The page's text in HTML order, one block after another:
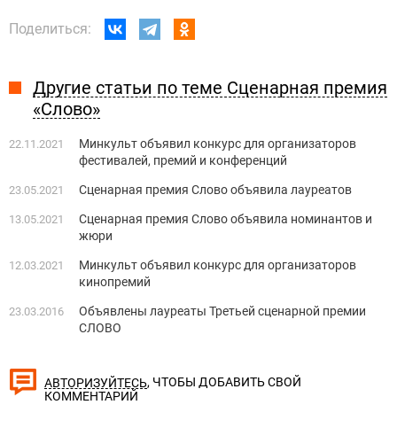
Поделиться:
Другие статьи по теме Сценарная премия
«Слово»
22.11.2021
Минкульт объявил конкурс для организаторов
фестивалей, премий и конференций
23.05.2021 Сценарная премия Слово объявила лауреатов
13.05.2021
Сценарная премия Слово объявила номинантов и
жюри
12.03.2021
Минкульт объявил конкурс для организаторов
кинопремий
23.03.2016
Объявлены лауреаты Третьей сценарной премии
СЛОВО
АВТОРИЗУЙТЕСЬ, ЧТОБЫ ДОБАВИТЬ СВОЙ
КОММЕНТАРИЙ